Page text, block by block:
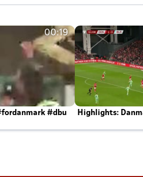
00:19
#dbu
Highlights: